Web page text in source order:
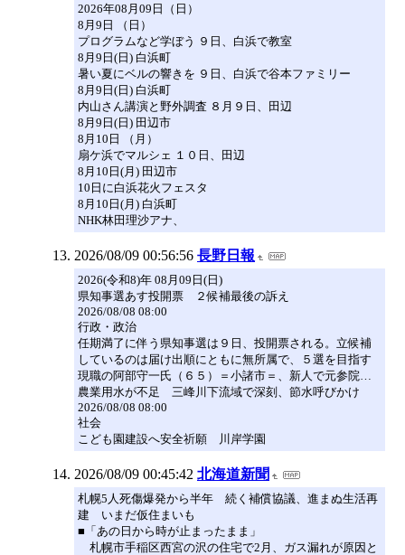
2026年08月09日（日）
8月9日 （日）
プログラムなど学ぼう ９日、白浜で教室
8月9日(日) 白浜町
暑い夏にベルの響きを ９日、白浜で谷本ファミリー
8月9日(日) 白浜町
内山さん講演と野外調査 ８月９日、田辺
8月9日(日) 田辺市
8月10日 （月）
扇ケ浜でマルシェ １０日、田辺
8月10日(月) 田辺市
10日に白浜花火フェスタ
8月10日(月) 白浜町
NHK林田理沙アナ、
2026/08/09 00:56:56 長野日報
2026(令和8)年 08月09日(日)
県知事選あす投開票 ２候補最後の訴え
2026/08/08 08:00
行政・政治
任期満了に伴う県知事選は９日、投開票される。立候補
しているのは届け出順にともに無所属で、５選を目指す
現職の阿部守一氏（６５）＝小諸市＝、新人で元参院…
農業用水が不足 三峰川下流域で深刻、節水呼びかけ
2026/08/08 08:00
社会
こども園建設へ安全祈願 川岸学園
2026/08/09 00:45:42 北海道新聞
札幌5人死傷爆発から半年 続く補償協議、進まぬ生活再
建 いまだ仮住まいも
■「あの日から時が止まったまま」
札幌市手稲区西宮の沢の住宅で2月、ガス漏れが原因と